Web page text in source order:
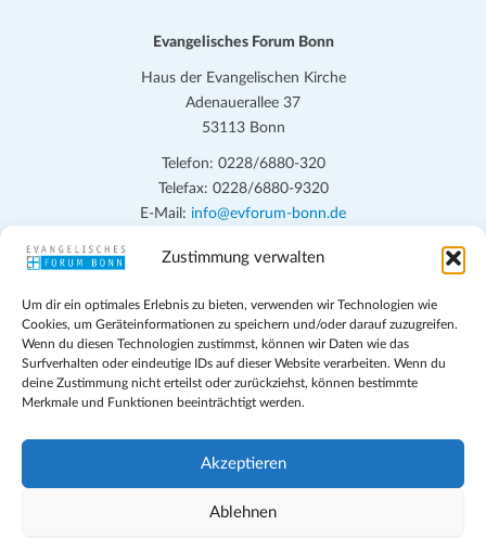
Zustimmung verwalten
Um dir ein optimales Erlebnis zu bieten, verwenden wir Technologien wie
Cookies, um Geräteinformationen zu speichern und/oder darauf zuzugreifen.
Wenn du diesen Technologien zustimmst, können wir Daten wie das
Surfverhalten oder eindeutige IDs auf dieser Website verarbeiten. Wenn du
deine Zustimmung nicht erteilst oder zurückziehst, können bestimmte
Merkmale und Funktionen beeinträchtigt werden.
Akzeptieren
Ablehnen
Evangelisches Forum Bonn
Haus der Evangelischen Kirche
Adenauerallee 37
53113 Bonn
Telefon: 0228/6880-320
Telefax: 0228/6880-9320
E-Mail: info@evforum-bonn.de
Das Evangelische Forum Bonn will in seinen zentralen
persönlichen, beruflichen, kirchlichen und öffentlichen Lebens
eingehen, zu offener Begegnung und ehrlicher Auseinandersetzung
anregen und mithelfen, aus der Verheißung des Evangeliums heraus
im individuellen und gesellschaftlichen Leben verantwortlich zu
denken, zu reden und zu handeln.
Impressum
Teilnahmebedingungen